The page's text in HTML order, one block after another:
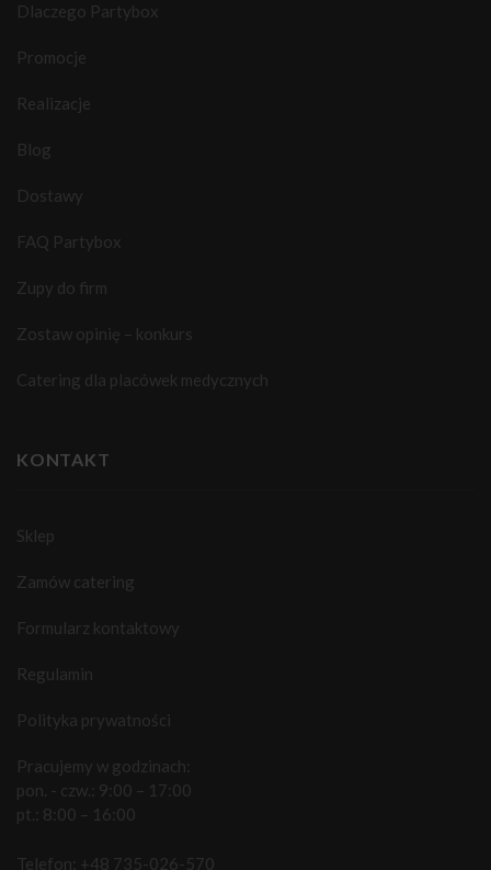
Dlaczego Partybox
Promocje
Realizacje
Blog
Dostawy
FAQ Partybox
Zupy do firm
Zostaw opinię – konkurs
Catering dla placówek medycznych
KONTAKT
Sklep
Zamów catering
Formularz kontaktowy
Regulamin
Polityka prywatności
Pracujemy w godzinach:
pon. - czw.: 9:00 – 17:00
pt.: 8:00 – 16:00
Telefon: +48 735-026-570